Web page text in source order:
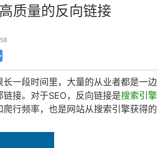
质量的反向链接
一段时间里，大量的从业者都是一边
接。对于SEO，反向链接是搜索引擎
爬行频率，也是网站从搜索引擎获得的